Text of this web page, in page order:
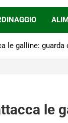
le galline: guarda
le